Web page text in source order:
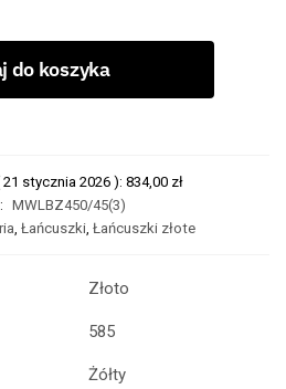
do koszyka
21 stycznia 2026): 834,00 zł
MWLBZ450/45(3)
, Łańcuszki, Łańcuszki złote
Złoto
585
Żółty